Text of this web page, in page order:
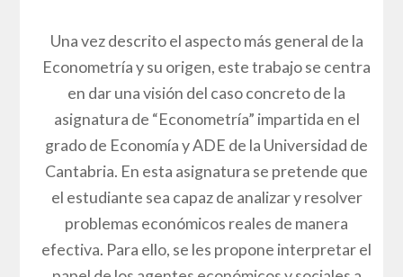
Una vez descrito el aspecto más general de la
Econometría y su origen, este trabajo se centra
en dar una visión del caso concreto de la
asignatura de “Econometría” impartida en el
grado de Economía y ADE de la Universidad de
Cantabria. En esta asignatura se pretende que
el estudiante sea capaz de analizar y resolver
problemas económicos reales de manera
efectiva. Para ello, se les propone interpretar el